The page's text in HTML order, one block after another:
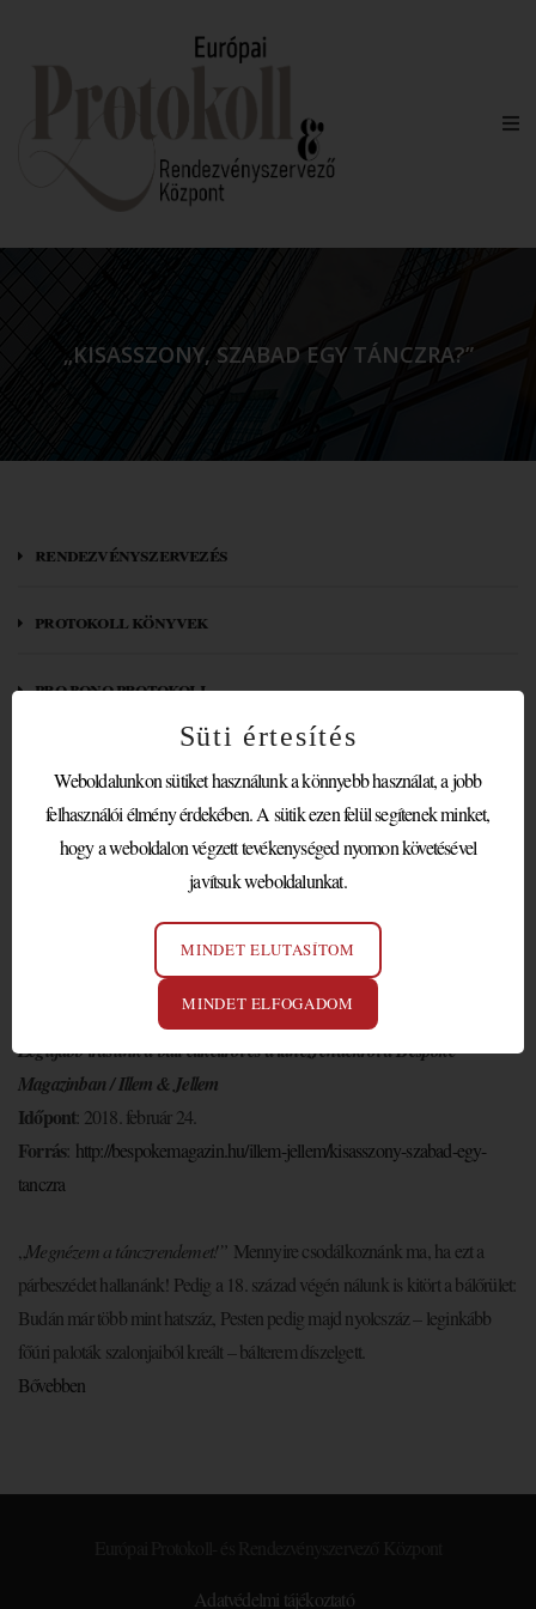
„KISASSZONY, SZABAD EGY TÁNCZRA?”
rendezvényszervezés
protokoll könyvek
pro bono protokoll
letölthető protokoll anyagok
partnereink / megbízóink
„KISASSZONY, SZABAD
EGY TÁNCZRA?”
Legújabb írásunk a báli etikettről és a tánczrendekről a Bespoke
Magazinban / Illem & Jellem
Időpont: 2018. február 24.
Forrás: http://bespokemagazin.hu/illem-jellem/kisasszony-szabad-egy-
tanczra
Megnézem a tánczrendemet!” Mennyire csodálkoznánk ma, ha ezt a
párbeszédet hallanánk! Pedig a 18. század végén nálunk is kitört a bálőrület:
Budán már több mint hatszáz, Pesten pedig majd nyolcszáz – leginkább
főúri paloták szalonjaiból kreált – bálterem díszelgett.
Bővebben
Adatvédelmi tájékoztató
Süti értesítés
Weboldalunkon sütiket használunk a könnyebb használat, a jobb
felhasználói élmény érdekében. A sütik ezen felül segítenek minket,
hogy a weboldalon végzett tevékenységed nyomon követésével
javítsuk weboldalunkat.
MINDET ELUTASÍTOM
MINDET ELFOGADOM